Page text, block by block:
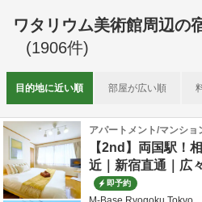
ワタリウム美術館周辺の
(1906件)
目的地に近い順 部屋が広い順
アパートメント/マンショ
【2nd】両国駅！
近｜新宿直通｜広
即予約